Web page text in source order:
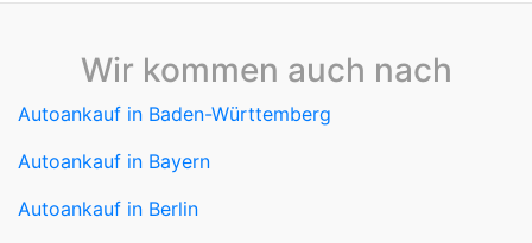
Wir kommen auch nach
Autoankauf in Baden-Württemberg
Autoankauf in Bayern
Autoankauf in Berlin